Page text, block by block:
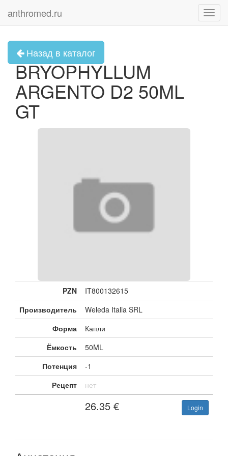
anthromed.ru
Назад в каталог
BRYOPHYLLUM
ARGENTO D2 50ML
GT
PZN
IT800132615
Производитель
Weleda Italia SRL
Форма
Капли
Ёмкость
50ML
Потенция
-1
Рецепт
нет
26.35 € Login